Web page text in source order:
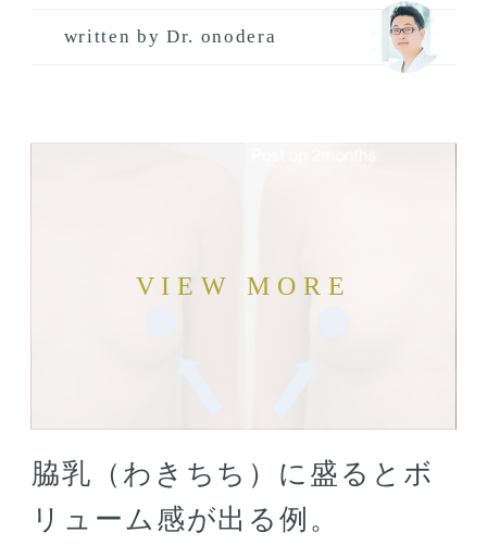
written by Dr. onodera
脇乳（わきちち）に盛るとボ
リューム感が出る例。